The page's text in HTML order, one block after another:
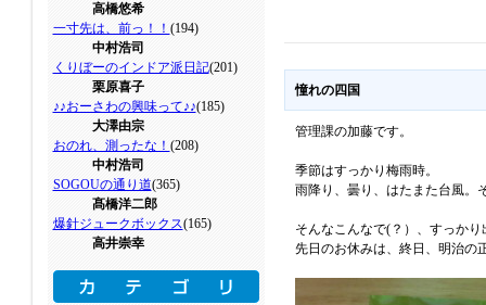
高橋悠希
一寸先は、前っ！！ (194)
中村浩司
くりぼーのインドア派日記(201)
栗原喜子
♪♪おーさわの興味って♪♪(185)
大澤由宗
おのれ、測ったな！ (208)
中村浩司
SOGOUの通り道(365)
髙橋洋二郎
爆針ジュークボックス(165)
高井崇幸
憧れの四国
管理課の加藤です。
季節はすっかり梅雨時。
雨降り、曇り、はたまた台風。
そんなこんなで(？）、すっか
先日のお休みは、終日、明治の